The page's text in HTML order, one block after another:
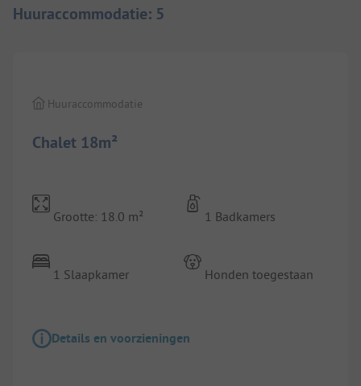
Huuraccommodatie: 5
Chalet 18m²
Huuraccommodatie
Grootte: 18.0 m²
1 Slaapkamer
1 Badkamers
Honden toegestaan
Details en voorzieningen